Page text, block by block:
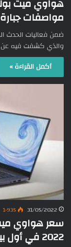
مواصفات
ضمن فعاليات الحدث
والذي كشفت فيه عن
أكمل القراءة »
31/05/2022 1٬935
2022 في أول بيع للجهاز الجديد